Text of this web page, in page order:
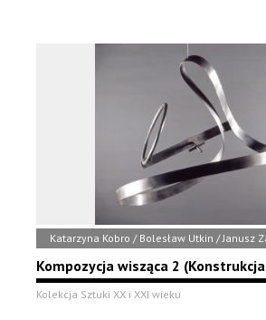
Katarzyna Kobro / Bolesław Utkin / Janusz
Kompozycja wisząca 2
Kolekcja Sztuki XX i XXI wieku